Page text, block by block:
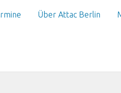
Über Attac Berlin